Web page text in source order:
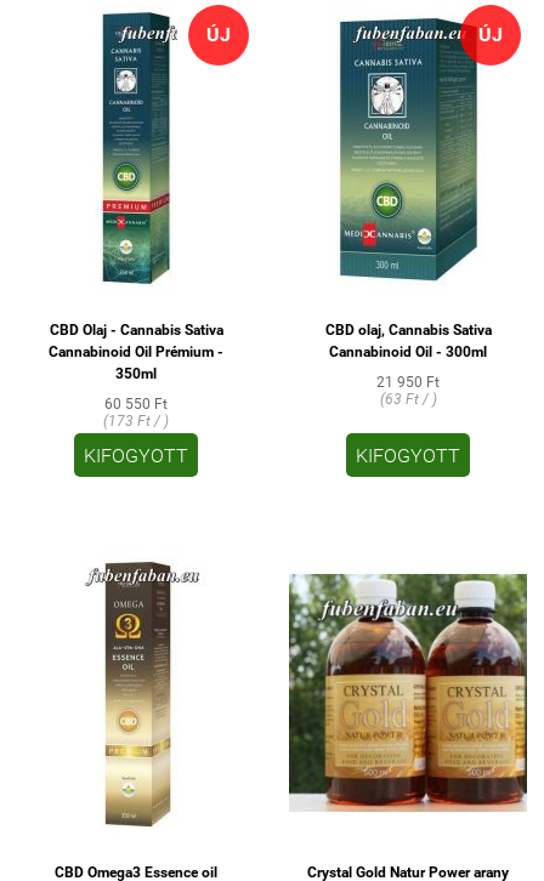
ÚJ
CBD Olaj - Cannabis Sativa
Cannabinoid Oil Prémium -
350ml
60 550 Ft
(173 Ft / )
KIFOGYOTT
ÚJ
CBD olaj, Cannabis Sativa
Cannabinoid Oil - 300ml
21 950 Ft
(63 Ft / )
KIFOGYOTT
CBD Omega3 Essence oil Crystal Gold Natur Power arany